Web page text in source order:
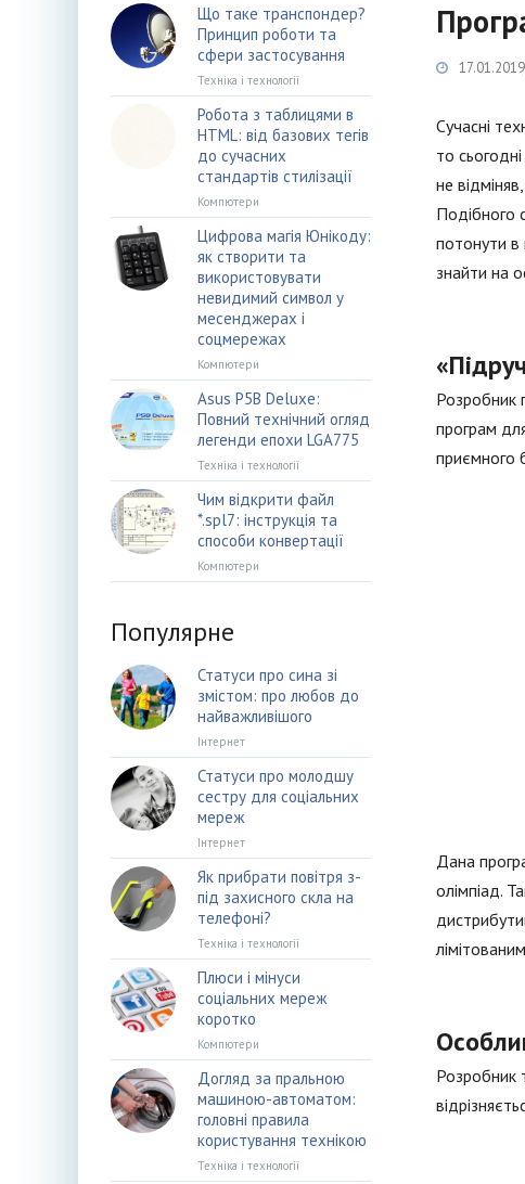
Сучасні
то
не
Подібного
потонути в
знайти на
Розробник
програм
приємного
Дана
олімпіад.
Розробник
Що таке транспондер?
Принцип роботи та
сфери застосування
Техніка і технології
Робота з таблицями в
HTML: від базових тегів
до сучасних
стандартів стилізації
Компютери
Цифрова магія Юнікоду:
як створити та
використовувати
невидимий символ у
месенджерах і
соцмережах
Компютери
Asus P5B Deluxe:
Повний технічний огляд
легенди епохи LGA775
Техніка і технології
Чим відкрити файл
*.spl7: інструкція та
способи конвертації
Компютери
Популярне
Статуси про сина зі
змістом: про любов до
найважливішого
Інтернет
Статуси про молодшу
сестру для соціальних
мереж
Інтернет
Як прибрати повітря з-
під захисного скла на
телефоні?
Техніка і технології
Плюси і мінуси
соціальних мереж
коротко
Компютери
Догляд за пральною
машиною-автоматом:
головні правила
користування технікою
Техніка і технології